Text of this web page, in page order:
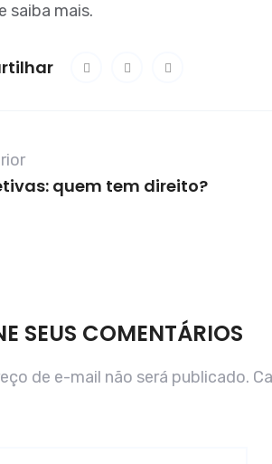
e saiba mais.
quem tem direito?
SEUS COMENTÁRIOS
de e-mail não será publicado.